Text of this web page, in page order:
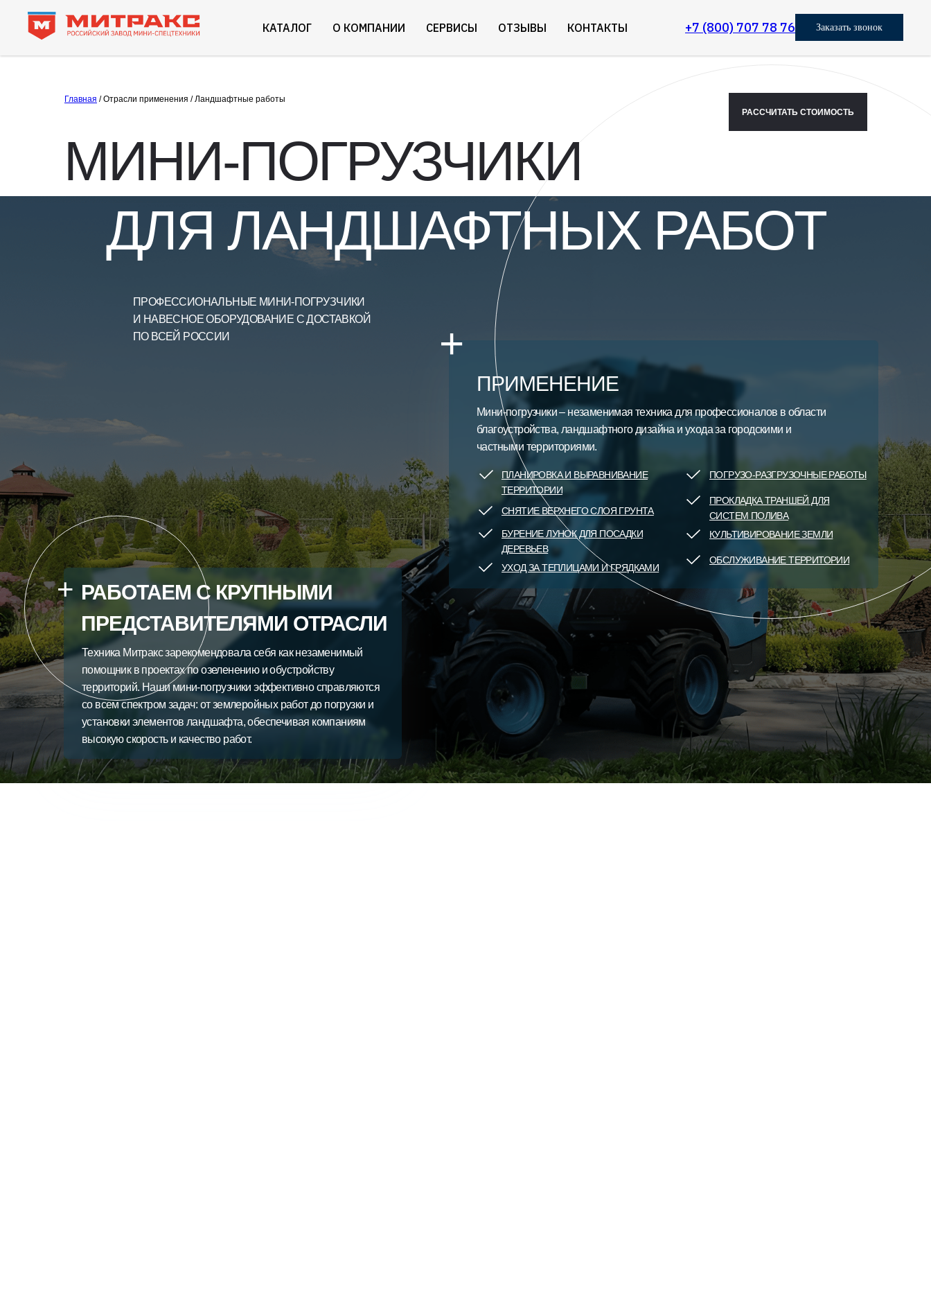
КАТАЛОГ О КОМПАНИИ СЕРВИСЫ ОТЗЫВЫ КОНТАКТЫ +7 (800) 707 78 76 Заказать звонок
СНЯТИЕ ВЕРХНЕГО СЛОЯ ГРУНТА
ПОГРУЗО-РАЗГРУЗОЧНЫЕ РАБОТЫ
БУРЕНИЕ ЛУНОК ДЛЯ ПОСАДКИ
ДЕРЕВЬЕВ
КУЛЬТИВИРОВАНИЕ ЗЕМЛИ
УХОД ЗА ТЕПЛИЦАМИ И ГРЯДКАМИ
ОБСЛУЖИВАНИЕ ТЕРРИТОРИИ
ПЛАНИРОВКА И ВЫРАВНИВАНИЕ
ТЕРРИТОРИИ
ПРОКЛАДКА ТРАНШЕЙ ДЛЯ
СИСТЕМ ПОЛИВА
+
Техника Митракс зарекомендовала себя как незаменимый
помощник в проектах по озеленению и обустройству
территорий. Наши мини-погрузчики эффективно справляются
со всем спектром задач: от землеройных работ до погрузки и
установки элементов ландшафта, обеспечивая компаниям
высокую скорость и качество работ.
РАБОТАЕМ С КРУПНЫМИ
ПРЕДСТАВИТЕЛЯМИ ОТРАСЛИ
МИНИ-ПОГРУЗЧИКИ
ДЛЯ ЛАНДШАФТНЫХ РАБОТ
ПРОФЕССИОНАЛЬНЫЕ МИНИ-ПОГРУЗЧИКИ
И НАВЕСНОЕ ОБОРУДОВАНИЕ С ДОСТАВКОЙ
ПО ВСЕЙ РОССИИ
ПРИМЕНЕНИЕ
Мини-погрузчики – незаменимая техника для профессионалов в области
благоустройства, ландшафтного дизайна и ухода за городскими и
частными территориями.
+
Главная / Отрасли применения / Ландшафтные работы
РАССЧИТАТЬ СТОИМОСТЬ